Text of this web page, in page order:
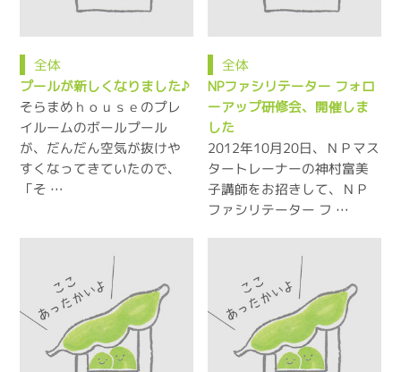
全体
プールが新しくなりました♪
そらまめｈｏｕｓｅのプレ
イルームのボールプール
が、だんだん空気が抜けや
すくなってきていたので、
「そ …
全体
NPファシリテーター フォロ
ーアップ研修会、開催しま
した
2012年10月20日、ＮＰマス
タートレーナーの神村富美
子講師をお招きして、ＮＰ
ファシリテーター フ …